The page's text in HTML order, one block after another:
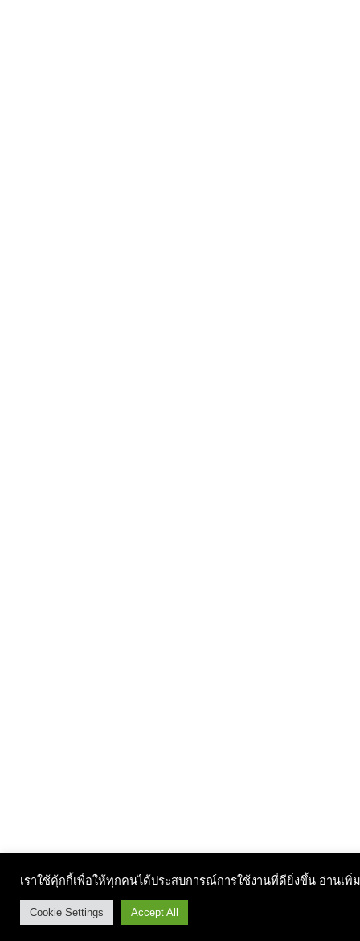
เราใช้คุ้กกี้เพื่อให้ทุกคนได้ประสบการณ์การใช้งานที่ดียิ่งขึ้น อ่านเพิ่
Cookie Settings Accept All